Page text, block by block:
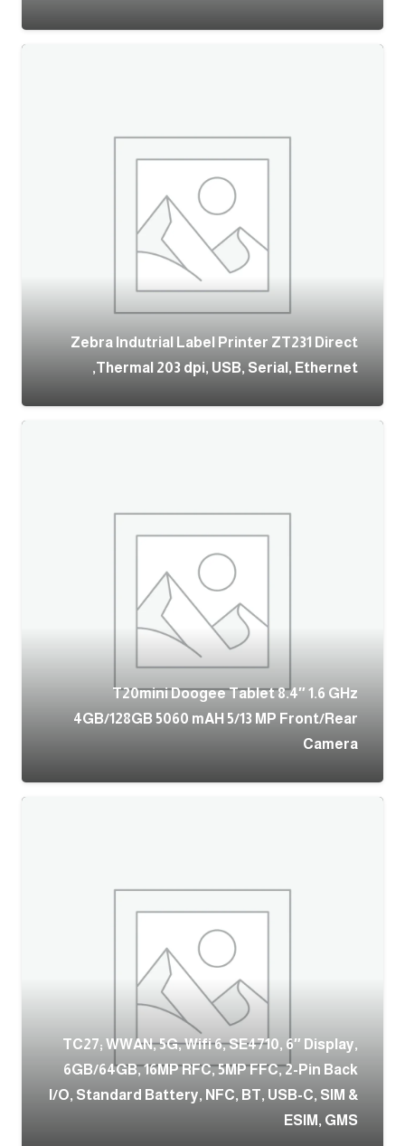
Zebra Indutrial Label Printer ZT231 Direct
Thermal 203 dpi, USB, Serial, Ethernet,
T20mini Doogee Tablet 8.4″ 1.6 GHz
4GB/128GB 5060 mAH 5/13 MP Front/Rear
Camera
TC27; WWAN, 5G, Wifi 6, SE4710, 6″ Display,
6GB/64GB, 16MP RFC, 5MP FFC, 2-Pin Back
I/O, Standard Battery, NFC, BT, USB-C, SIM &
ESIM, GMS